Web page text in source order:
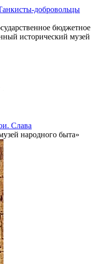
добровольцы
бюджетное
исторический музей
Слава
народного быта»